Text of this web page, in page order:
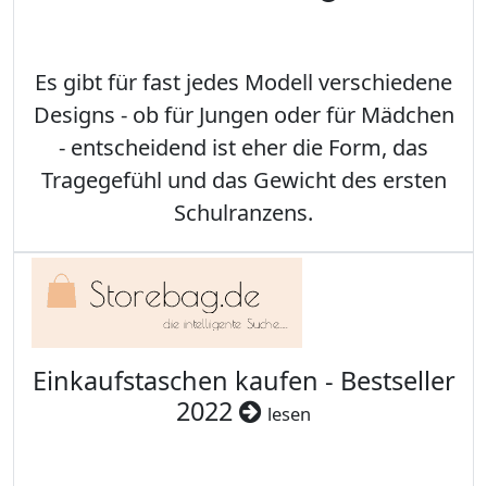
Es gibt für fast jedes Modell verschiedene
Designs - ob für Jungen oder für Mädchen
- entscheidend ist eher die Form, das
Tragegefühl und das Gewicht des ersten
Schulranzens.
Einkaufstaschen kaufen - Bestseller
2022
lesen